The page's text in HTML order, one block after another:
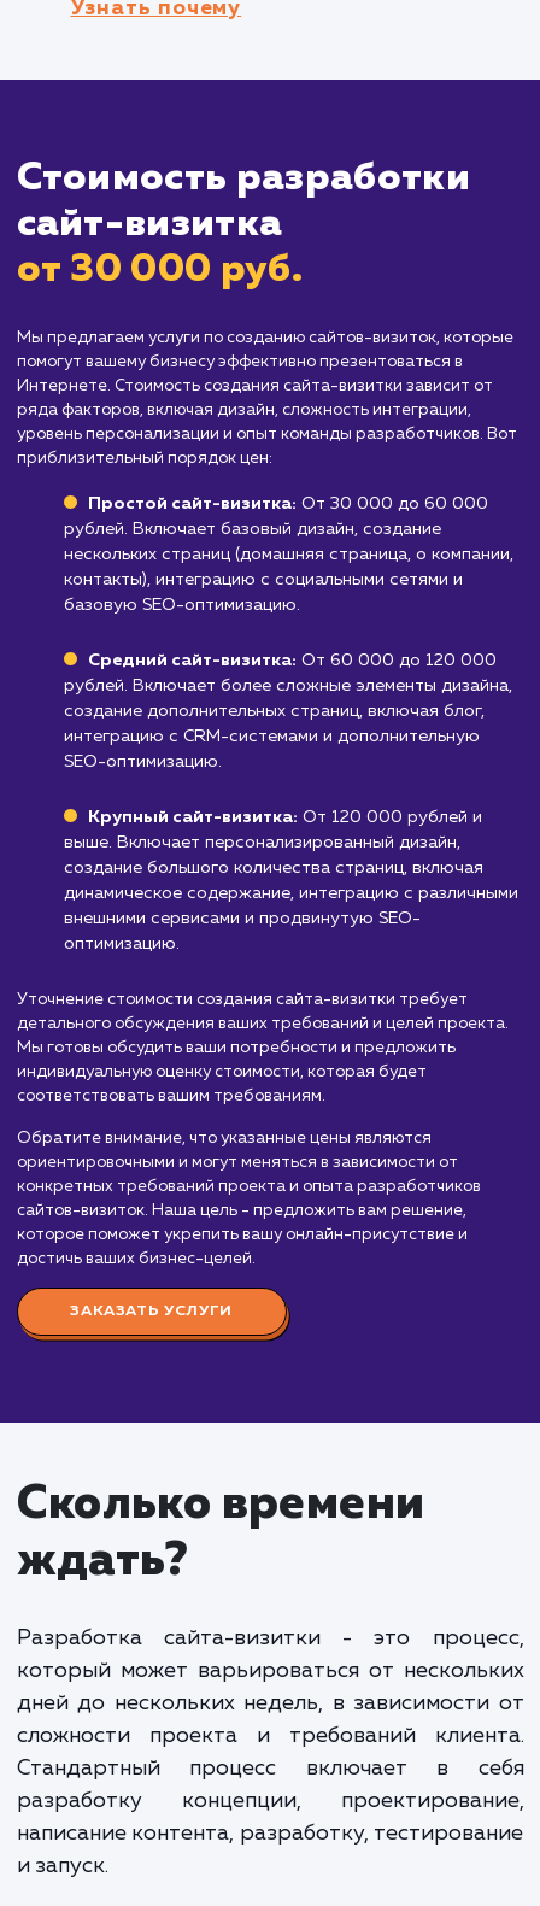
визуальной точки контакта в Интернете,
Кому не подходит данный
Большим компаниям или бизнесам,
корпоративный сайт со сложной
дополнительными функциями.
Онлайн-магазинам или бизнесам,
ориентированным на продажу товаров и
через интернет. Сайт-визитка обычно не
предусматривает функционал для
осуществления онлайн-продаж.
Стоимость разработки
сайт-визитка
от 30 000 руб.
Мы предлагаем услуги по созданию сайтов-визиток,
помогут вашему бизнесу эффективно презентоваться в
Интернете. Стоимость создания сайта-визитки зависит
ряда факторов, включая дизайн, сложность интеграции,
уровень персонализации и опыт команды
приблизительный порядок цен:
Простой сайт-визитка:От 30 000 до 60
рублей. Включает базовый дизайн, создание
нескольких страниц (домашняя страница, о
контакты), интеграцию с социальными сетями и
базовую SEO-оптимизацию.
Крупный сайт-визитка:
выше. Включает персонализированный дизайн,
внешними сервисами и продвинутую SEO-
оптимизацию.
Уточнение стоимости создания сайта-визитки требует
детального обсуждения ваших требований и целей
Мы готовы обсудить ваши потребности и предложить
индивидуальную оценку стоимости, которая будет
соответствовать вашим требованиям.